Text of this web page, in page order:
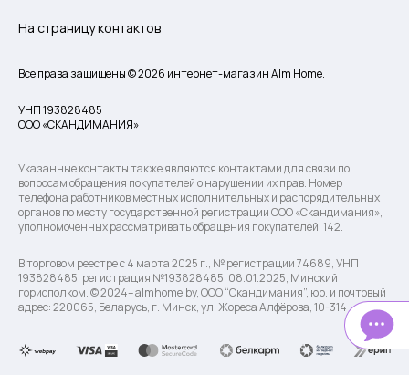
На страницу контактов
Все права защищены © 2026 интернет-магазин Alm Home.
УНП 193828485
ООО «СКАНДИМАНИЯ»
Указанные контакты также являются контактами для связи по
вопросам обращения покупателей о нарушении их прав. Номер
телефона работников местных исполнительных и распорядительных
органов по месту государственной регистрации ООО «Скандимания»,
уполномоченных рассматривать обращения покупателей: 142.
В торговом реестре с 4 марта 2025 г., № регистрации 74689, УНП
193828485, регистрация №193828485, 08.01.2025, Минский
горисполком. © 2024– almhome.by, ООО “Скандимания”, юр. и почтовый
адрес: 220065, Беларусь, г. Минск, ул. Жореса Алфёрова, 10-314